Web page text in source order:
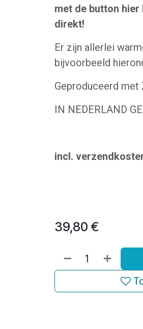
met de button
direkt!
Er zijn allerlei
bijvoorbeeld
Geproduceerd met
IN NEDERLAND
incl.
39,80 €